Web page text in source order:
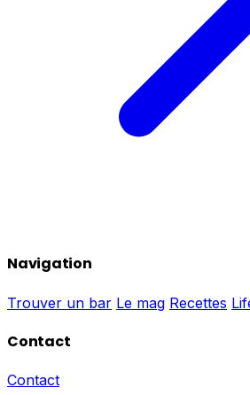
Navigation
Trouver un bar Le mag Recettes
Contact
Contact